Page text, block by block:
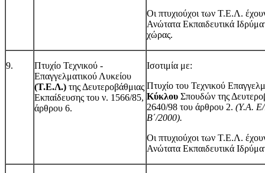
Οι πτυχιούχοι των Τ.Ε.Λ.
Ανώτατα Εκπαιδευτικά
χώρας.
9.
Πτυχίο Τεχνικού -
Επαγγελματικού Λυκείου
(Τ.Ε.Λ.) της Δευτεροβάθμιας
Εκπαίδευσης του ν. 1566/85,
άρθρου 6.
Ισοτιμία με:
Πτυχίο του Τεχνικού
Κύκλου Σπουδών της
2640/98 του άρθρου 2. (Υ.Α.
Β΄/2000).
Οι πτυχιούχοι των Τ.Ε.Λ.
Ανώτατα Εκπαιδευτικά